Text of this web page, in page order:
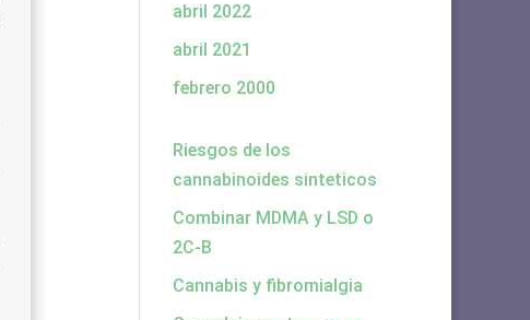
abril 2022
abril 2021
febrero 2000
Riesgos de los
cannabinoides sinteticos
Combinar MDMA y LSD o
2C-B
Cannabis y fibromialgia